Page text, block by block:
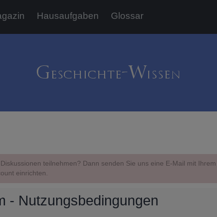
Hausaufgaben Glossar
teilnehmen? Dann senden Sie uns eine E-Mail mit
einrichten.
- Nutzungsbedingungen